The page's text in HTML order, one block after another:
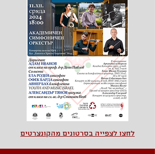
לחצו לצפייה בסרטונים מהקונצרטים